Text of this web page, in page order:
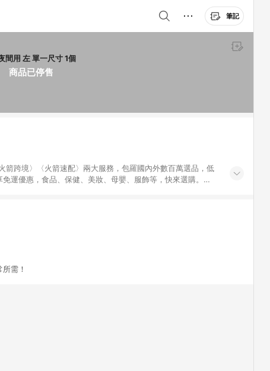
筆記
商品已停售
expertgel 樂捷 拇趾外翻矯正器 夜間用 左 單一尺寸 1個
跨境〉〈火箭速配〉兩大服務，包羅國內外數百萬選品，低
運優惠，食品、保健、美妝、母嬰、服飾等，快來選購。
需！